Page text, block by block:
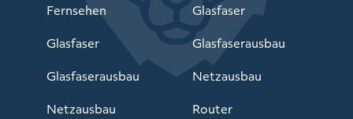
Fernsehen
Glasfaser
Glasfaserausbau
Netzausbau
Glasfaser
Glasfaserausbau
Netzausbau
Router